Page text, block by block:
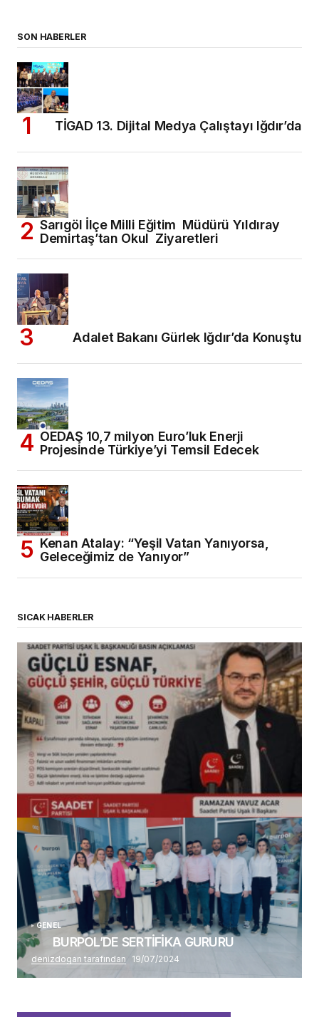
SON HABERLER
TİGAD 13. Dijital Medya Çalıştayı Iğdır’da
Sarıgöl İlçe Milli Eğitim Müdürü Yıldıray
Demirtaş’tan Okul Ziyaretleri
Adalet Bakanı Gürlek Iğdır’da Konuştu
OEDAŞ 10,7 milyon Euro’luk Enerji
Projesinde Türkiye’yi Temsil Edecek
Kenan Atalay: “Yeşil Vatan Yanıyorsa,
Geleceğimiz de Yanıyor”
SICAK HABERLER
(başlıksız)
Alaattin Karahan tarafından 14/07/2026
GENEL
BURPOL’DE SERTİFİKA GURURU
denizdogan tarafından 19/07/2024